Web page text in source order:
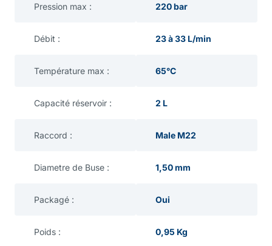
Pression max : 220 bar
Débit : 23 à 33 L/min
Température max : 65°C
Capacité réservoir : 2 L
Raccord : Male M22
Diametre de Buse : 1,50 mm
Packagé : Oui
Poids : 0,95 Kg